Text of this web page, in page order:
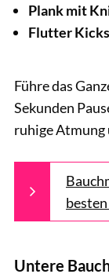
Plank mit
Flutter
Führe das
Sekunden
ruhige Atmung
Untere